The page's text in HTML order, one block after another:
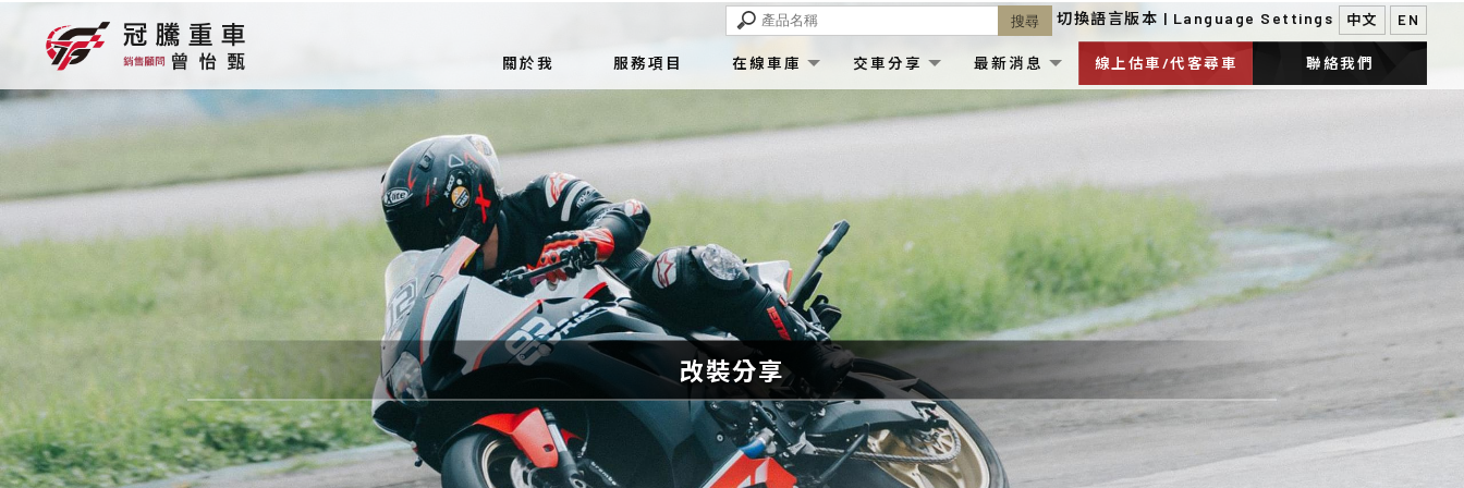
關於我 服務項目 在線車庫 交車分享 最新消息 線上估車/代客尋車
ONLINE FORM
聯絡我們
改裝分享